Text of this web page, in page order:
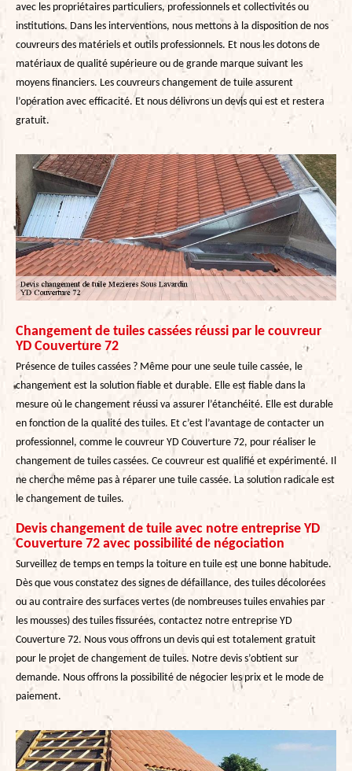
avec les propriétaires particuliers, professionnels et collectivités ou
institutions. Dans les interventions, nous mettons à la disposition de nos
couvreurs des matériels et outils professionnels. Et nous les dotons de
matériaux de qualité supérieure ou de grande marque suivant les
moyens financiers. Les couvreurs changement de tuile assurent
l’opération avec efficacité. Et nous délivrons un devis qui est et restera
gratuit.
Changement de tuiles cassées réussi par le couvreur
YD Couverture 72
Présence de tuiles cassées ? Même pour une seule tuile cassée, le
changement est la solution fiable et durable. Elle est fiable dans la
mesure où le changement réussi va assurer l’étanchéité. Elle est durable
en fonction de la qualité des tuiles. Et c’est l’avantage de contacter un
professionnel, comme le couvreur YD Couverture 72, pour réaliser le
changement de tuiles cassées. Ce couvreur est qualifié et expérimenté. Il
ne cherche même pas à réparer une tuile cassée. La solution radicale est
le changement de tuiles.
Devis changement de tuile avec notre entreprise YD
Couverture 72 avec possibilité de négociation
Surveillez de temps en temps la toiture en tuile est une bonne habitude.
Dès que vous constatez des signes de défaillance, des tuiles décolorées
ou au contraire des surfaces vertes (de nombreuses tuiles envahies par
les mousses) des tuiles fissurées, contactez notre entreprise YD
Couverture 72. Nous vous offrons un devis qui est totalement gratuit
pour le projet de changement de tuiles. Notre devis s’obtient sur
demande. Nous offrons la possibilité de négocier les prix et le mode de
paiement.